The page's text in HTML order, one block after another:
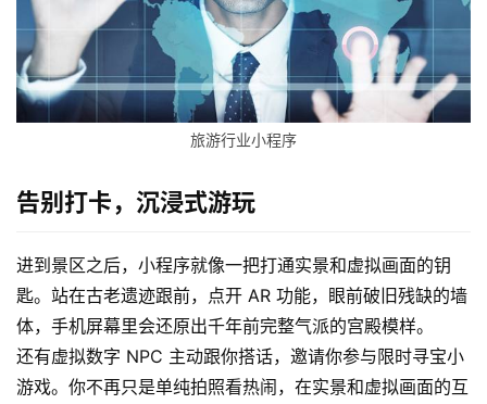
旅游行业小程序
告别打卡，沉浸式游玩
进到景区之后，小程序就像一把打通实景和虚拟画面的钥
匙。站在古老遗迹跟前，点开 AR 功能，眼前破旧残缺的墙
体，手机屏幕里会还原出千年前完整气派的宫殿模样。
还有虚拟数字 NPC 主动跟你搭话，邀请你参与限时寻宝小
游戏。你不再只是单纯拍照看热闹，在实景和虚拟画面的互